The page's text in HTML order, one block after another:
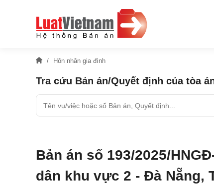
Hôn nhân gia đình
Tra cứu Bản án/Quyết định của tòa
Bản án số 193/2025/
dân khu vực 2 - Đà Nẵng,